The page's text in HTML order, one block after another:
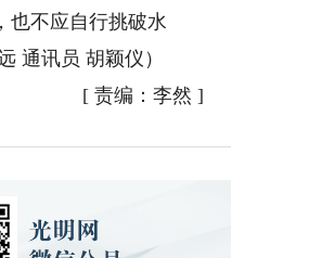
不应自行挑破水
通讯员 胡颖仪）
[ 责编：李然 ]